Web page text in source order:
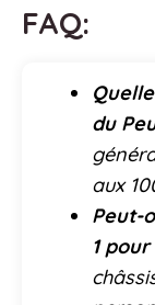
FAQ:
du
aux
Peut-
1